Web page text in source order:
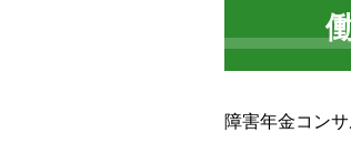
障害年金コン